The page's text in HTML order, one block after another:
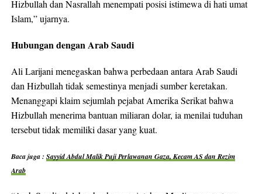
Hizbullah dan Nasrallah menempati posisi istimewa di hati umat
Islam,” ujarnya.
Hubungan dengan Arab Saudi
Ali Larijani menegaskan bahwa perbedaan antara Arab Saudi
dan Hizbullah tidak semestinya menjadi sumber keretakan.
Menanggapi klaim sejumlah pejabat Amerika Serikat bahwa
Hizbullah menerima bantuan miliaran dolar, ia menilai tuduhan
tersebut tidak memiliki dasar yang kuat.
Baca juga : Sayyid Abdul Malik Puji Perlawanan Gaza, Kecam AS dan Rezim
Arab